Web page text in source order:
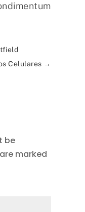
Celulares →
be
marked